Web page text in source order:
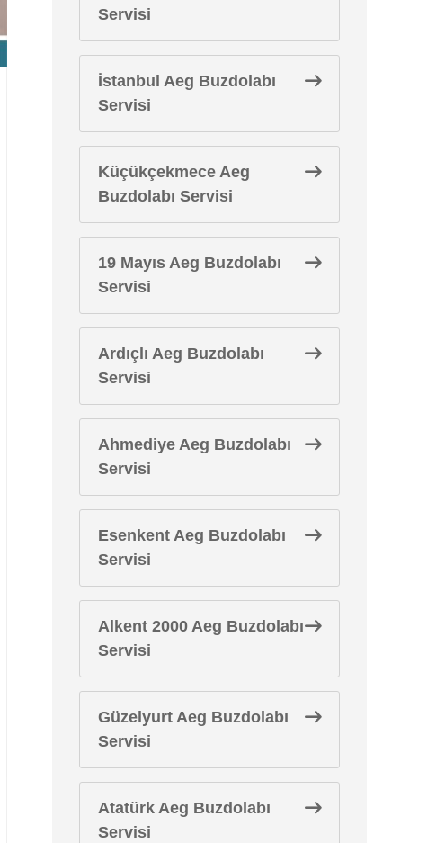
Servisi
İstanbul Aeg Buzdolabı
Servisi
Küçükçekmece Aeg
Buzdolabı Servisi
19 Mayıs Aeg Buzdolabı
Servisi
Ardıçlı Aeg Buzdolabı
Servisi
Ahmediye Aeg Buzdolabı
Servisi
Esenkent Aeg Buzdolabı
Servisi
Alkent 2000 Aeg Buzdolabı
Servisi
Güzelyurt Aeg Buzdolabı
Servisi
Atatürk Aeg Buzdolabı
Servisi